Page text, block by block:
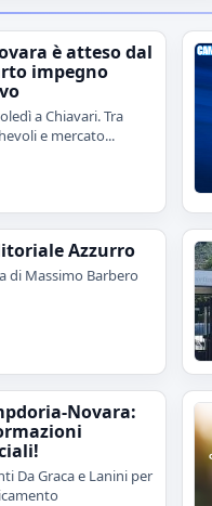
è atteso dal
impegno
a Chiavari. Tra
e mercato...
Azzurro
di Massimo Barbero
Novara:
Da Graca e Lanini per